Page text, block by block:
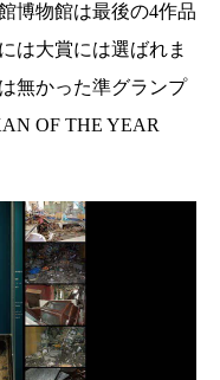
博物館は最後の4作品
は大賞には選ばれま
無かった準グランプ
OF THE YEAR